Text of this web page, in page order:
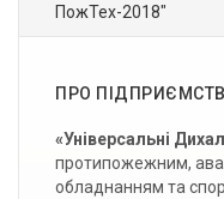
ПожТех-2018"
ПРО
«Універсальні
протипожежним,
обладнанням та